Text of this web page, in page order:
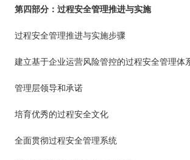
第四部分：过程安全管理推进与实施
过程安全管理推进与实施步骤
建立基于企业运营风险管控的过程安全管理体
管理层领导和承诺
培育优秀的过程安全文化
全面贯彻过程安全管理系统